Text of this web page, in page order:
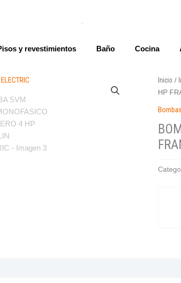
y revestimientos Baño Cocina
Inicio /
HP
Bombas